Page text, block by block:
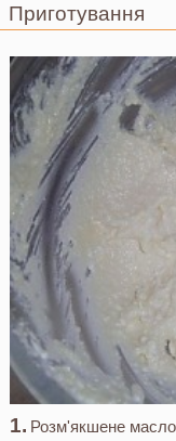
Приготування
Розм'якшене масло